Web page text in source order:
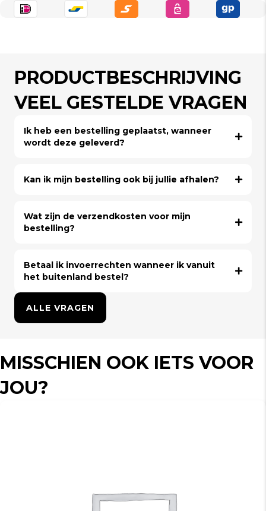
PRODUCTBESCHRIJVING
VEEL GESTELDE VRAGEN
Ik heb een bestelling geplaatst, wanneer
wordt deze geleverd?
Kan ik mijn bestelling ook bij jullie afhalen?
Wat zijn de verzendkosten voor mijn
bestelling?
Betaal ik invoerrechten wanneer ik vanuit
het buitenland bestel?
ALLE VRAGEN
MISSCHIEN OOK IETS VOOR
JOU?